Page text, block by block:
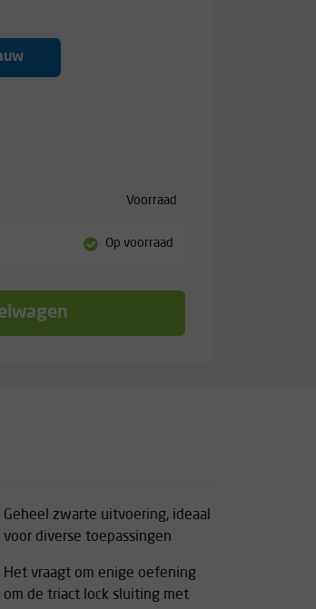
Voorraad
Op voorraad
Geheel zwarte uitvoering, ideaal
voor diverse toepassingen
Het vraagt om enige oefening
om de triact lock sluiting met